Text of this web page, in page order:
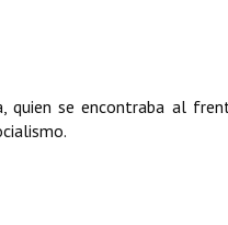
quien se encontraba al